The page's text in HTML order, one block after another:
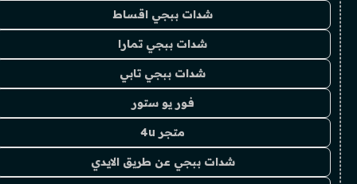
شدات ببجي اقساط
شدات ببجي تمارا
شدات ببجي تابي
فور يو ستور
متجر 4u
شدات ببجي عن طريق الايدي